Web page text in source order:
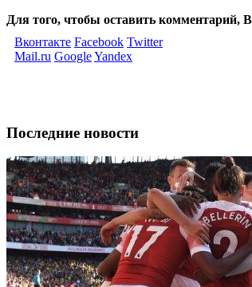
Для того, чтобы оставить комментарий,
Вконтакте Facebook Twitter
Mail.ru GoogleYandex
Последние новости